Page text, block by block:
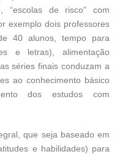
“escolas de risco” com
exemplo dois professores
40 alunos, tempo para
e letras), alimentação
séries finais conduzam a
ao conhecimento básico
dos estudos com
que seja baseado em
e habilidades) para